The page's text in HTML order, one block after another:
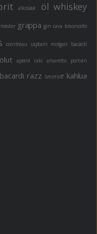
alkoläsk öl whiskey
grappa gin cava limoncello
cointreau captain morgan bacardi
aperol raki amaretto portvin
bacardi razz smirnoff kahlua